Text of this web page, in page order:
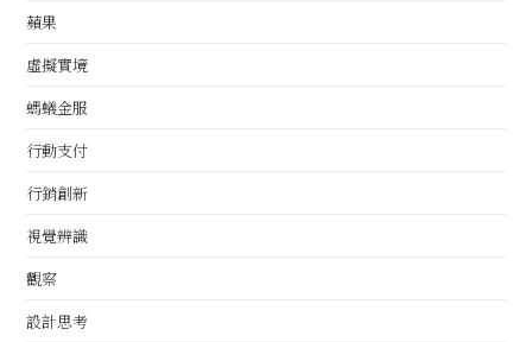
蘋果
虛擬實境
螞蟻金服
行動支付
行銷創新
視覺辨識
觀察
設計思考